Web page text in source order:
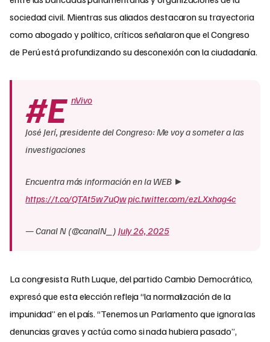
sociedad civil. Mientras sus aliados destacaron su trayectoria
como abogado y político, críticos señalaron que el Congreso
de Perú está profundizando su desconexión con la ciudadanía.
#E nVivo
José Jerí, presidente del Congreso: Me voy a someter a las
investigaciones
Encuentra más información en la WEB ►
https://t.co/QTAt5w7uQwpic.twitter.com/ezLXxhag4c
— Canal N (@canalN_) July 26, 2025
La congresista Ruth Luque, del partido Cambio Democrático,
expresó que esta elección refleja “la normalización de la
impunidad” en el país. “Tenemos un Parlamento que ignora las
denuncias graves y actúa como si nada hubiera pasado”,